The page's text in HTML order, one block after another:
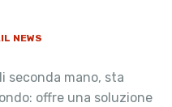
NEWS
seconda mano, sta
offre una soluzione